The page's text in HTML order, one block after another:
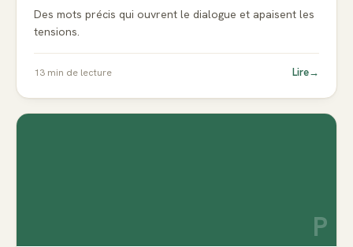
Des mots précis qui ouvrent le dialogue et apaisent les
tensions.
13 min de lecture Lire→
P